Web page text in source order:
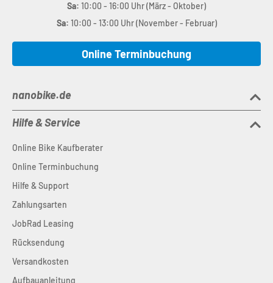
Sa: 10:00 - 16:00 Uhr (März - Oktober)
Sa: 10:00 - 13:00 Uhr (November - Februar)
Online Terminbuchung
nanobike.de
Hilfe & Service
Online Bike Kaufberater
Online Terminbuchung
Hilfe & Support
Zahlungsarten
JobRad Leasing
Rücksendung
Versandkosten
Aufbauanleitung